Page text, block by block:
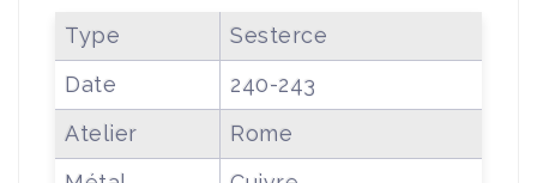
Type
Sesterce
Date
240-243
Atelier
Rome